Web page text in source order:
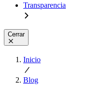
Transparencia
Cerrar
Inicio
Blog